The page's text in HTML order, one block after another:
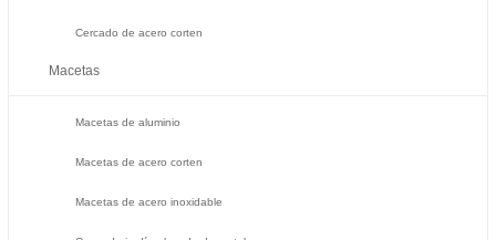
Cercado de acero corten
Macetas
Macetas de aluminio
Macetas de acero corten
Macetas de acero inoxidable